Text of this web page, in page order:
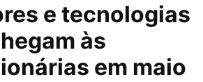
e tecnologias
às
em maio